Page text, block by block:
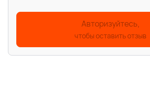
Авторизуйтесь,
чтобы оставить отзыв